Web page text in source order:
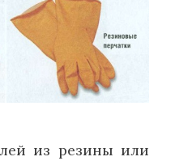
из резины или